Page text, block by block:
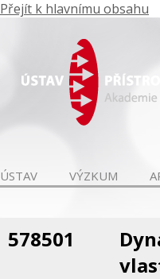
Přejít k hlavnímu obsahu
ÚSTAV VÝZKUM
578501